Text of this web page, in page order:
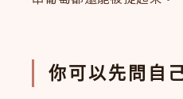
你可以先問自